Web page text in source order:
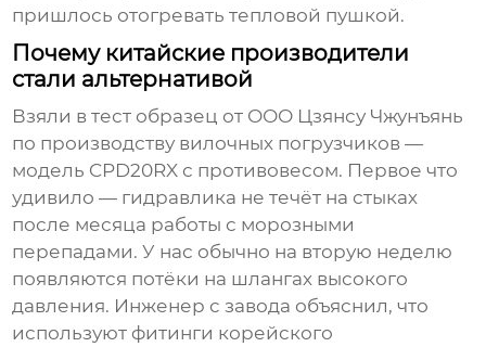
пришлось отогревать тепловой пушкой.
Почему китайские производители
стали альтернативой
Взяли в тест образец от ООО Цзянсу Чжунъянь
по производству вилочных погрузчиков —
модель CPD20RX с противовесом. Первое что
удивило — гидравлика не течёт на стыках
после месяца работы с морозными
перепадами. У нас обычно на вторую неделю
появляются потёки на шлангах высокого
давления. Инженер с завода объяснил, что
используют фитинги корейского